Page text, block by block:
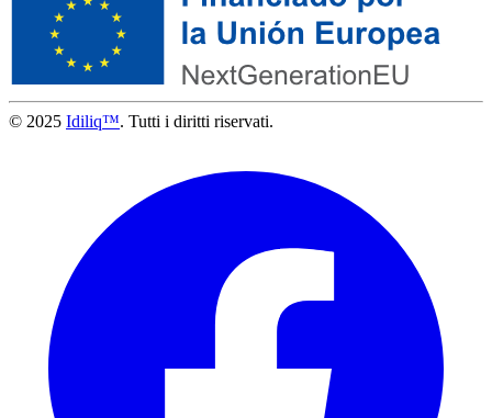
© 2025 Idiliq™. Tutti i diritti riservati.